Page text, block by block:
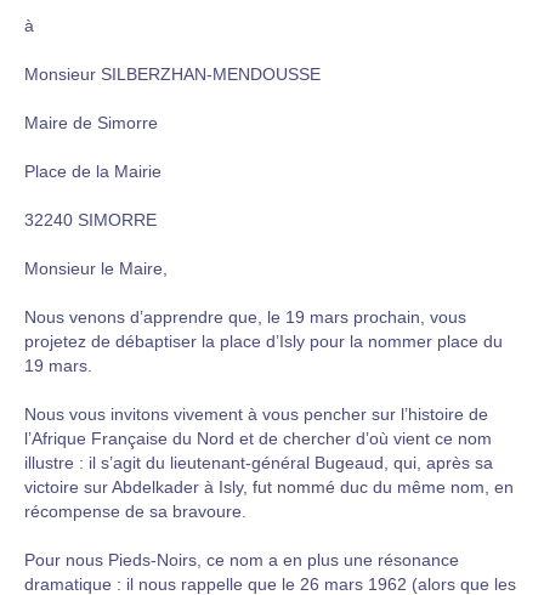
à
Monsieur SILBERZHAN-MENDOUSSE
Maire de Simorre
Place de la Mairie
32240 SIMORRE
Monsieur le Maire,
Nous venons d’apprendre que, le 19 mars prochain, vous
projetez de débaptiser la place d’Isly pour la nommer place du
19 mars.
Nous vous invitons vivement à vous pencher sur l’histoire de
l’Afrique Française du Nord et de chercher d’où vient ce nom
illustre : il s’agit du lieutenant-général Bugeaud, qui, après sa
victoire sur Abdelkader à Isly, fut nommé duc du même nom, en
récompense de sa bravoure.
Pour nous Pieds-Noirs, ce nom a en plus une résonance
dramatique : il nous rappelle que le 26 mars 1962 (alors que les